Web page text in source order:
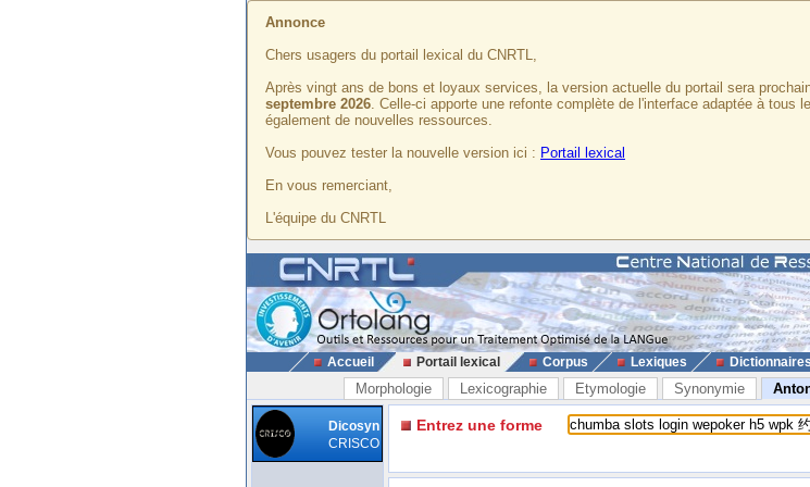
Annonce
Chers usagers du portail lexical du CNRTL,
Après vingt ans de bons et loyaux services, la version actuelle du portail sera
septembre 2026. Celle-ci apporte une refonte complète de l'interface adaptée à tous
également de nouvelles ressources.
Vous pouvez tester la nouvelle version ici : Portail lexical
En vous remerciant,
L'équipe du CNRTL
Accueil Portail lexical Corpus Lexiques Dictionnaires
Morphologie Lexicographie Etymologie Synonymie
Dicosyn
CRISCO
Entrez une forme